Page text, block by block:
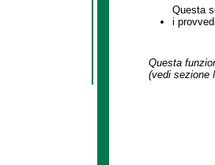
Questa
i
Questa
(vedi sezione